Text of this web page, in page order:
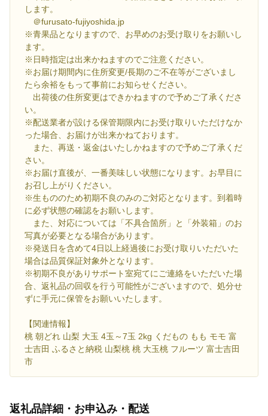
します。
＠furusato-fujiyoshida.jp
※青果品となりますので、お早めのお受け取りをお願いし
ます。
※日時指定は出来かねますのでご注意ください。
※お届け期間内に住所変更/長期のご不在等がございまし
たら余裕をもって事前にお知らせください。
出荷後の住所変更はできかねますので予めご了承くださ
い。
※配送業者が設ける保管期限内にお受け取りいただけなか
った場合、お届けが出来かねております。
また、再送・返金はいたしかねますので予めご了承くだ
さい。
※お届け直後が、一番美味しい状態になります。お早目に
お召し上がりください。
※生もののため初期不良のみのご対応となります。到着時
に必ず状態の確認をお願いします。
また、対応については「不具合箇所」と「外装箱」のお
写真が必要となる場合があります。
※発送日を含めて4日以上経過後にお受け取りいただいた
場合は品質保証対象外となります。
※初期不良がありサポート室宛てにご連絡をいただいた場
合、返礼品の回収を行う可能性がございますので、処分せ
ずに手元に保管をお願いいたします。
【関連情報】
桃 朝どれ 山梨 大玉 4玉～7玉 2kg くだもの もも モモ 富
士吉田 ふるさと納税 山梨桃 桃 大玉桃 フルーツ 富士吉田
市
返礼品詳細・お申込み・配送